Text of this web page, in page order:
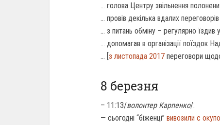
… голова Центру звільнення
… провів декілька вдалих
… з питань обміну – регулярно їздив
… допомагав в організації поїздок
… [з листопада 2017 переговори
8 березня
– 11:13/волонтер Карпенко/:
— сьогодні “біженці” вивозили с